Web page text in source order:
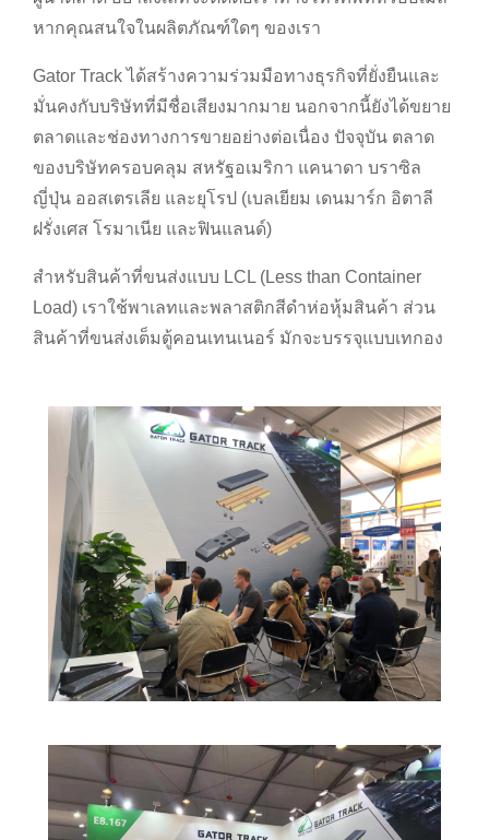
หากคุณสนใจในผลิตภัณฑ์ใดๆ ของเรา
Gator Track ได้สร้างความร่วมมือทางธุรกิจที่ยั่งยืนและ
มั่นคงกับบริษัทที่มีชื่อเสียงมากมาย นอกจากนี้ยังได้ขยาย
ตลาดและช่องทางการขายอย่างต่อเนื่อง ปัจจุบัน ตลาด
ของบริษัทครอบคลุม สหรัฐอเมริกา แคนาดา บราซิล
ญี่ปุ่น ออสเตรเลีย และยุโรป (เบลเยียม เดนมาร์ก อิตาลี
ฝรั่งเศส โรมาเนีย และฟินแลนด์)
สำหรับสินค้าที่ขนส่งแบบ LCL (Less than Container
Load) เราใช้พาเลทและพลาสติกสีดำห่อหุ้มสินค้า ส่วน
สินค้าที่ขนส่งเต็มตู้คอนเทนเนอร์ มักจะบรรจุแบบเทกอง